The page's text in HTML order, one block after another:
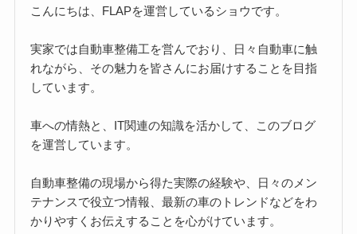
こんにちは、FLAPを運営しているショウです。
実家では自動車整備工を営んでおり、日々自動車に触
れながら、その魅力を皆さんにお届けすることを目指
しています。
車への情熱と、IT関連の知識を活かして、このブログ
を運営しています。
自動車整備の現場から得た実際の経験や、日々のメン
テナンスで役立つ情報、最新の車のトレンドなどをわ
かりやすくお伝えすることを心がけています。